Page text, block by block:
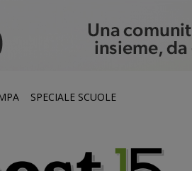
SPECIALE SCUOLE